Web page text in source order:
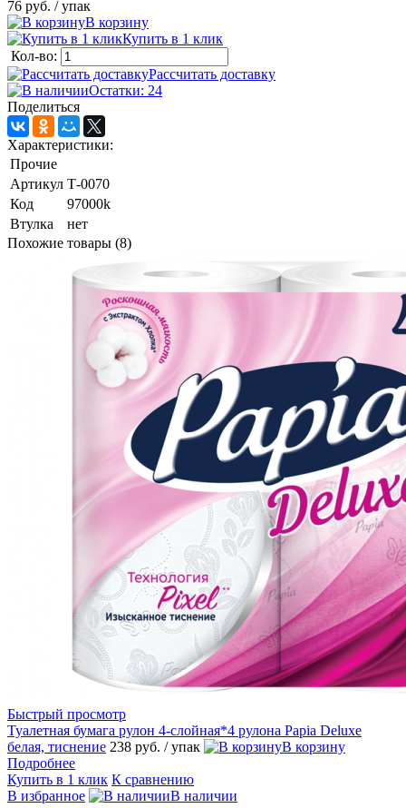
76 руб. / упак
В корзину
Купить в 1 клик
Кол-во:
Рассчитать доставку
Остатки: 24
Поделиться
Характеристики:
Прочие
Артикул Т-0070
Код
97000k
Втулка
нет
Похожие товары (8)
Быстрый просмотр
Туалетная бумага рулон 4-слойная*4 рулона Papia Deluxe
белая, тиснение 238 руб. / упак
В корзину
Подробнее
Купить в 1 клик К сравнению
В избранное
В наличии